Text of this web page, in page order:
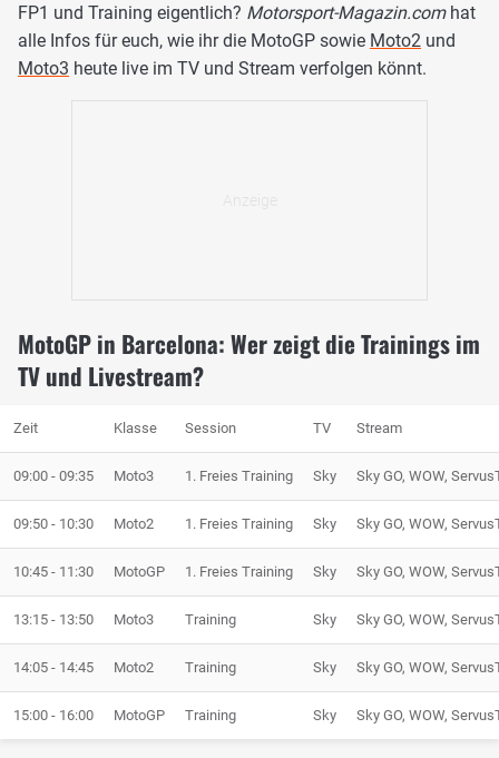
FP1 und Training eigentlich? Motorsport-Magazin.com hat
alle Infos für euch, wie ihr die MotoGP sowie Moto2 und
Moto3 heute live im TV und Stream verfolgen könnt.
MotoGP in Barcelona: Wer zeigt die Trainings im
TV und Livestream?
Zeit Klasse Session TV Stream
09:00 - 09:35 Moto3 1. Freies Training Sky Sky GO, WOW,
09:50 - 10:30 Moto2 1. Freies Training Sky Sky GO, WOW,
10:45 - 11:30 MotoGP 1. Freies Training Sky Sky GO, WOW,
13:15 - 13:50 Moto3 Training Sky Sky GO, WOW,
14:05 - 14:45 Moto2 Training Sky Sky GO, WOW,
15:00 - 16:00 MotoGP Training Sky Sky GO, WOW,